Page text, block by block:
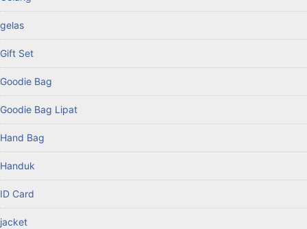
gelas
Gift Set
Goodie Bag
Goodie Bag Lipat
Hand Bag
Handuk
ID Card
jacket